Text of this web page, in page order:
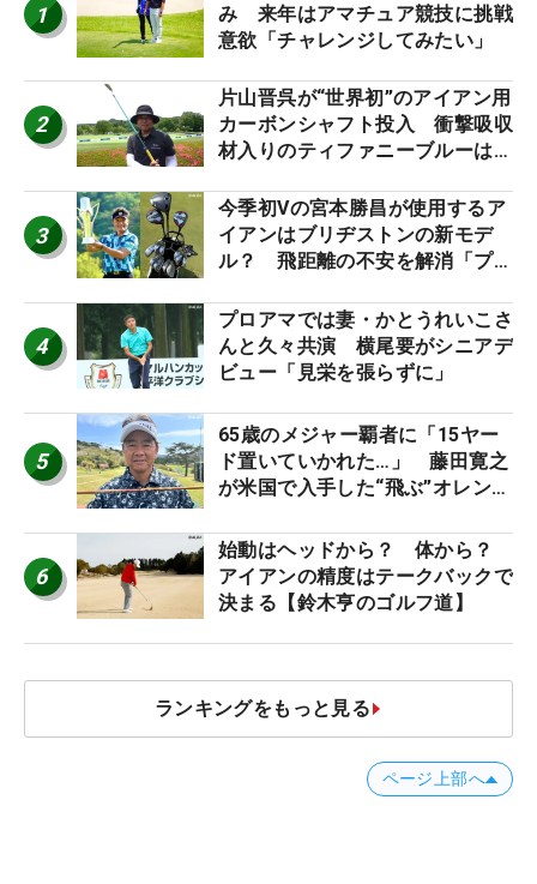
1
み 来年はアマチュア競技に挑戦
意欲「チャレンジしてみたい」
2
片山晋呉が“世界初”のアイアン用
カーボンシャフト投入 衝撃吸収
材入りのティファニーブルーは
3
今季初Vの宮本勝昌が使用するア
イアンはブリヂストンの新モデ
ル？ 飛距離の不安を解消「プラ
4
プロアマでは妻・かとうれいこさ
んと久々共演 横尾要がシニアデ
ビュー「見栄を張らずに」
5
65歳のメジャー覇者に「15ヤー
ド置いていかれた…」 藤田寛之
が米国で入手した“飛ぶ”オレンジ
6
始動はヘッドから？ 体から？
アイアンの精度はテークバックで
決まる【鈴木亨のゴルフ道】
ランキングをもっと見る
ページ上部へ